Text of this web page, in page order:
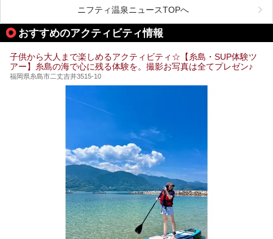
が充実した施設も多くみられます。
今回はそんなサウナにこだわった、福岡県内のオススメ温
泉・銭湯・スパを10件紹介したいと思います！
ニフティ温泉ニュースTOPへ
おすすめのアクティビティ情報
子供から大人まで楽しめるアクティビティ☆【糸島・SUP体験ツ
アー】糸島の海で心に残る体験を。撮影お写真は全てプレゼン♪
福岡県糸島市二丈吉井3515-10